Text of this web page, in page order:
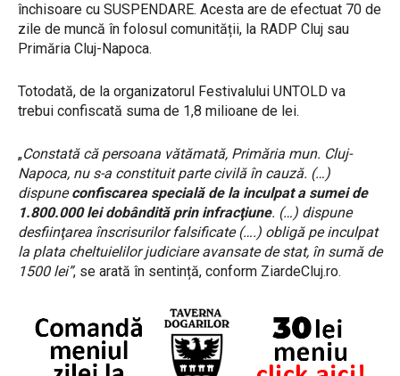
închisoare cu SUSPENDARE. Acesta are de efectuat 70 de
zile de muncă în folosul comunității, la RADP Cluj sau
Primăria Cluj-Napoca.
Totodată, de la organizatorul Festivalului UNTOLD va
trebui confiscată suma de 1,8 milioane de lei.
„Constată că persoana vătămată, Primăria mun. Cluj-
Napoca, nu s-a constituit parte civilă în cauză. (…)
dispuneconfiscarea specială de la inculpat a sumei de
1.800.000 lei dobândită prin infracţiune. (…) dispune
desfiinţarea înscrisurilor falsificate (….) obligă pe inculpat
la plata cheltuielilor judiciare avansate de stat, în sumă de
1500 lei”, se arată în sentință, conform ZiardeCluj.ro.